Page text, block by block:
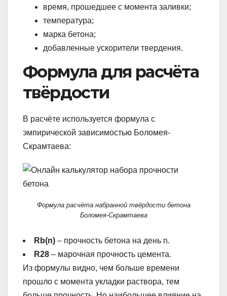
время, прошедшее с момента заливки;
температура;
марка бетона;
добавленные ускорители твердения.
Формула для расчёта
твёрдости
В расчёте используется формула с
эмпирической зависимостью Боломея-
Скрамтаева:
Формула расчёта набранной твёрдости бетона
Боломея-Скрамтаева
Rb(n) – прочность бетона на день n.
R28 – марочная прочность цемента.
Из формулы видно, чем больше времени
прошло с момента укладки раствора, тем